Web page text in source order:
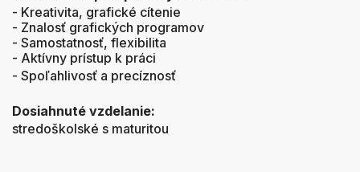
- Kreativita, grafické cítenie
- Znalosť grafických programov
- Samostatnosť, flexibilita
- Aktívny prístup k práci
- Spoľahlivosť a precíznosť
Dosiahnuté vzdelanie:
stredoškolské s maturitou